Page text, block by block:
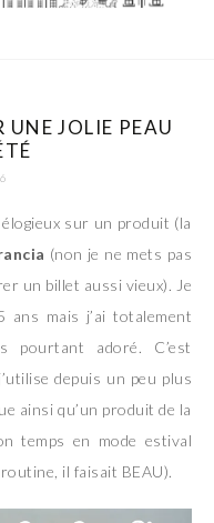
UNE JOLIE PEAU
sur un produit (la
(non je ne mets pas
un billet aussi vieux). Je
ans mais j’ai totalement
pourtant adoré. C’est
depuis un peu plus
ainsi qu’un produit de la
temps en mode estival
il faisait BEAU).